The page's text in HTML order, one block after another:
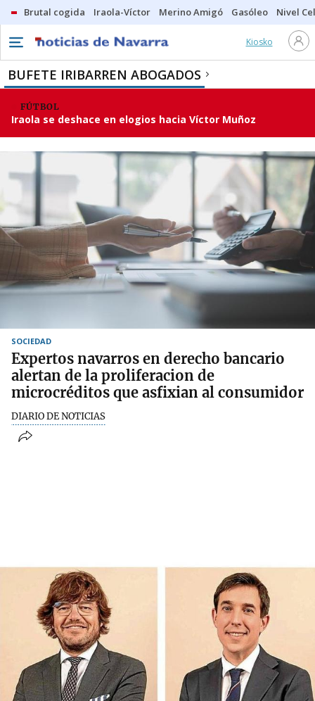
Brutal cogida Iraola-Víctor Merino Amigó Gasóleo Nivel
Kiosko
BUFETE IRIBARREN ABOGADOS
FÚTBOL
Iraola se deshace en elogios hacia Víctor Muñoz
SOCIEDAD
Expertos navarros en derecho bancario
alertan de la proliferacion de
microcréditos que asfixian al consumidor
DIARIO DE NOTICIAS